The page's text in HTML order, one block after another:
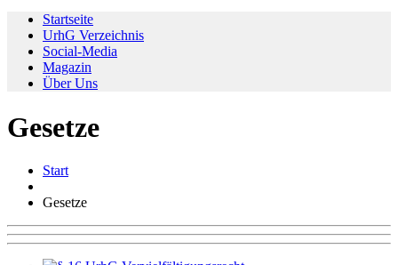
Startseite
UrhG Verzeichnis
Social-Media
Magazin
Über Uns
Gesetze
Start
Gesetze